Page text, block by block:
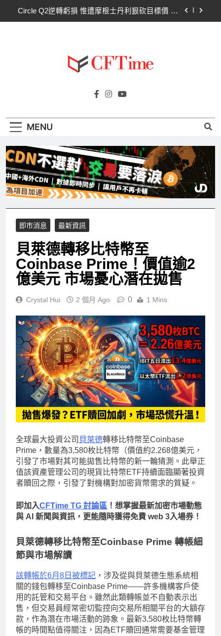
Circle Q2逆轉虧損 惟遭摩根士丹利狠砍目標價 市
比特幣失守關鍵阻力帶！50日SMA及斐波那契
63,600美元未收復，下降通道持續
Circle Q2逆轉虧損 惟遭摩根士丹利狠砍目標價 市
CLARITY法案60票門檻仍差關鍵缺口！民主黨七
Cftime.io
AI（ChatGPT）、區塊鏈、NFT、加密貨
MENU
即市消息 最新資訊
貝萊德轉移比特幣至
Coinbase Prime！價值逾2
億美元 市場憂心潛在拋售
Crystal Hui 2 個月 Ago 0 1 Mins
全球最大投資公司 貝萊德轉移比特幣至Coinbase
Prime，數量為3,580枚比特幣（價值約2.268億美元，
引發了市場對其可能拋售比特幣的新一輪猜測。此舉正
值該資產管理公司的現貨比特幣ETF持續面臨顯著投資
者贖回之際，引發了對機構對加密貨幣需求的質疑。
即加入CFTime TG 討論區 ！想掌握最新加密市場動態
與 AI 新聞與資訊，更能隨時獲得免費 web 3入場券！
貝萊德轉移比特幣至Coinbase Prime 轉帳細
節與市場解讀
該轉帳於6月8日被標記 ，涉及從與貝萊德生態系統相
關的錢包轉移至Coinbase Prime——許多機構客戶使
用的託管和交易平台。雖然此類轉帳並不自動表示出
售，但交易員經常密切監控向交易所相關平台的大額存
款，作為潛在市場活動的跡象。最新3,580枚比特幣轉
帳的時間點值得關注，因為ETF贖回通常需要基金管理